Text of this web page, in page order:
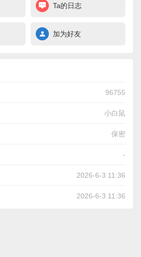
Ta的日志
加为好友
96755
小白鼠
保密
-
2026-6-3 11:36
2026-6-3 11:36